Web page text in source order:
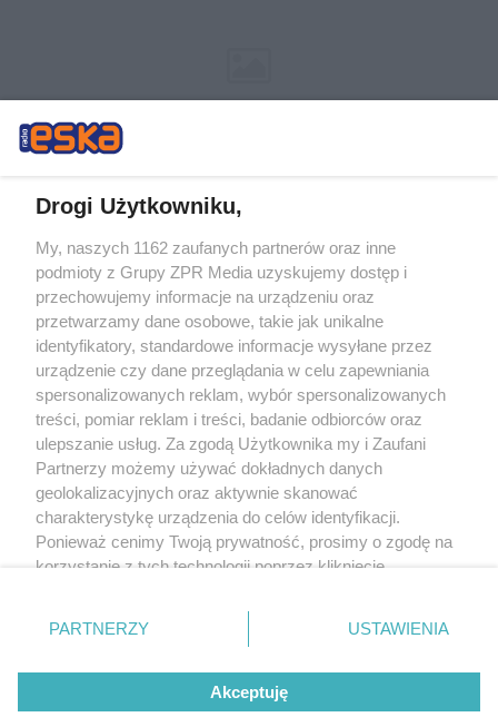
Żaden utwór zamieszczony w serwisie nie może być powielany i
rozpowszechniany lub dalej rozpowszechniany w jakikolwiek sposób (w
tym także elektroniczny lub mechaniczny) na jakimkolwiek polu
eksploatacji w jakiejkolwiek formie, włącznie z umieszczaniem w Internecie
bez pisemnej zgody właściciela praw. Jakiekolwiek użycie lub
wykorzystanie utworów w całości lub w części z naruszeniem prawa, tzn.
bez właściwej zgody, jest zabronione pod groźbą kary i może być ścigane
prawnie.
O nas
Drogi Użytkowniku,
My, naszych 1162 zaufanych partnerów oraz inne
podmioty z Grupy ZPR Media uzyskujemy dostęp i
przechowujemy informacje na urządzeniu oraz
przetwarzamy dane osobowe, takie jak unikalne
identyfikatory, standardowe informacje wysyłane przez
urządzenie czy dane przeglądania w celu zapewniania
spersonalizowanych reklam, wybór spersonalizowanych
treści, pomiar reklam i treści, badanie odbiorców oraz
ulepszanie usług. Za zgodą Użytkownika my i Zaufani
Partnerzy możemy używać dokładnych danych
geolokalizacyjnych oraz aktywnie skanować
charakterystykę urządzenia do celów identyfikacji.
Ponieważ cenimy Twoją prywatność, prosimy o zgodę na
korzystanie z tych technologii poprzez kliknięcie
zmienić/wycofać klikając przycisk ustawień prywatności
znajdujący się w lewym dolnym rogu strony
rodzaje przetwarzania danych nie wymagają zgody
użytkownika, ale masz prawo sprzeciwić się takiemu
PARTNERZY USTAWIENIA
Akceptuję